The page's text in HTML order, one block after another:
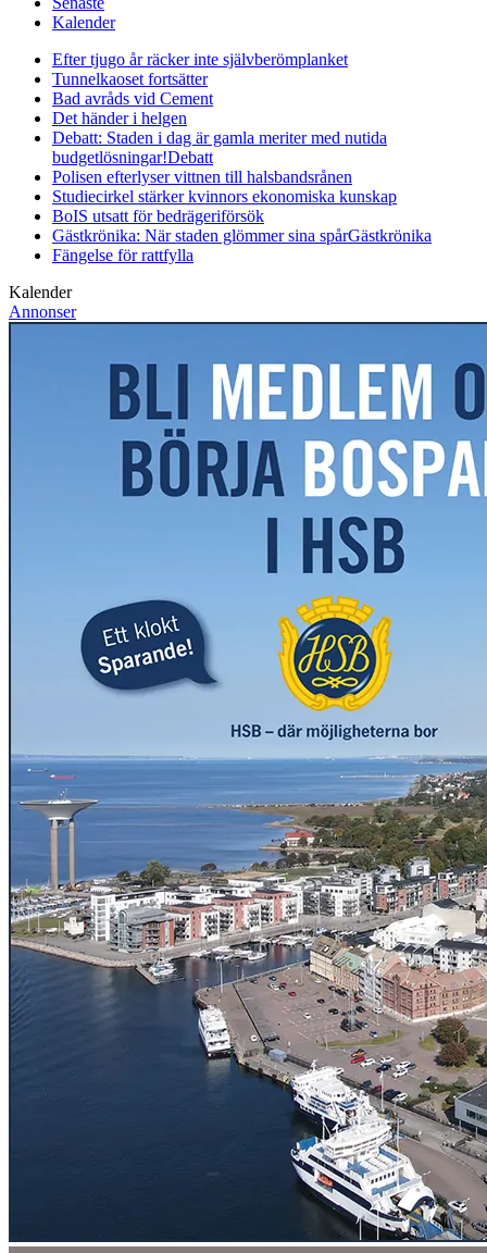
Kalender
Efter tjugo år räcker inte självberömplanket
Tunnelkaoset fortsätter
Bad avråds vid Cement
Det händer i helgen
Debatt: Staden i dag är gamla meriter med nutida
budgetlösningar!Debatt
Polisen efterlyser vittnen till halsbandsrånen
Studiecirkel stärker kvinnors ekonomiska kunskap
BoIS utsatt för bedrägeriförsök
Gästkrönika: När staden glömmer sina spårGästkrönika
Fängelse för rattfylla
Kalender
Annonser